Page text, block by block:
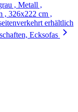
, Metall ,
, 326x222 cm ,
erhältlich
Ecksofas